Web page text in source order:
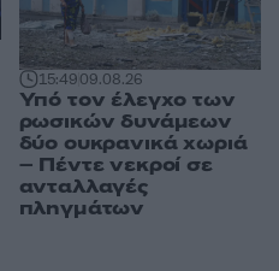
15:4909.08.26
Υπό τον έλεγχο των
ρωσικών δυνάμεων
δύο ουκρανικά χωριά
– Πέντε νεκροί σε
ανταλλαγές
πληγμάτων